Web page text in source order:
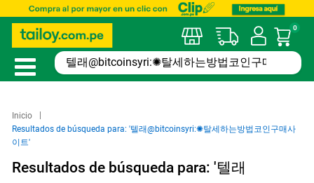
Mi
0
Inicio
Resultados de búsqueda para: '텔래@bitcoinsyri:✺탈세하는방법코인구매사
이트'
Resultados de búsqueda para: '텔래